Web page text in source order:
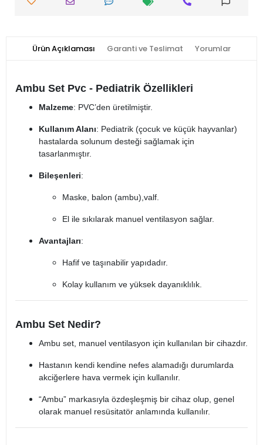
Ürün Açıklaması Garanti ve Teslimat Yorumlar
Ambu Set Pvc - Pediatrik Özellikleri
Malzeme: PVC’den üretilmiştir.
Kullanım Alanı: Pediatrik (çocuk ve küçük hayvanlar)
hastalarda solunum desteği sağlamak için
tasarlanmıştır.
Bileşenleri:
Maske, balon (ambu),valf.
El ile sıkılarak manuel ventilasyon sağlar.
Avantajları:
Hafif ve taşınabilir yapıdadır.
Kolay kullanım ve yüksek dayanıklılık.
Ambu Set Nedir?
Ambu set, manuel ventilasyon için kullanılan bir cihazdır.
Hastanın kendi kendine nefes alamadığı durumlarda
akciğerlere hava vermek için kullanılır.
“Ambu” markasıyla özdeşleşmiş bir cihaz olup, genel
olarak manuel resüsitatör anlamında kullanılır.